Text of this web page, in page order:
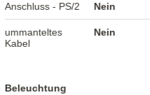
Anschluss - PS/2 Nein
ummanteltes
Kabel
Nein
Beleuchtung